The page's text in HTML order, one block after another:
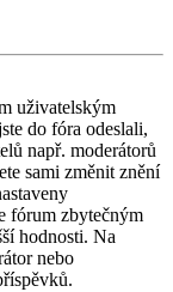
uživatelským
do fóra odeslali,
např. moderátorů
sami změnit znění
fórum zbytečným
hodnosti. Na
nebo